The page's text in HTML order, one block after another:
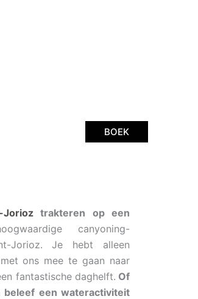
BOEK
Jorioz trakteren op een
canyoning-
Jorioz. Je hebt alleen
ons mee te gaan naar
fantastische daghelft. Of
een wateractiviteit